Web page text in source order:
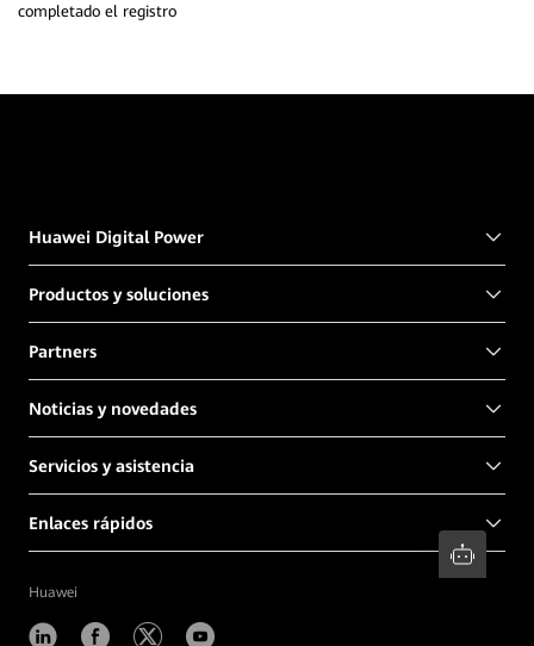
completado el registro
Huawei Digital Power
Productos y soluciones
Partners
Noticias y novedades
Servicios y asistencia
Enlaces rápidos
Huawei